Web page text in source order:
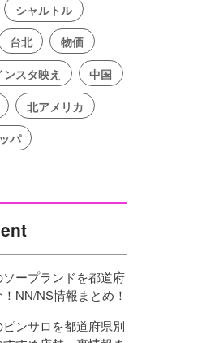
シャルトル
台北
物価
ンスタ映え
中国
北アメリカ
パ
ソープランドを都道府
NN/NS情報まとめ！
ンサロを都道府県別